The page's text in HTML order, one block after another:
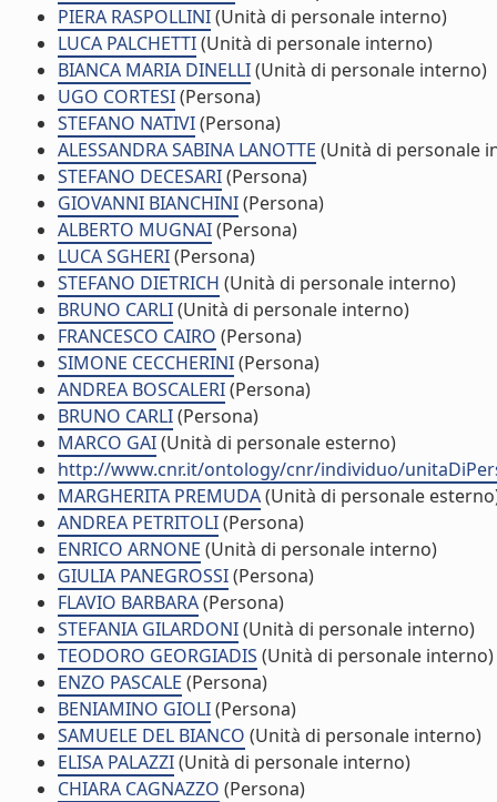
PIERA RASPOLLINI(Unità di personale interno)
LUCA PALCHETTI(Unità di personale interno)
BIANCA MARIA DINELLI(Unità di personale interno)
UGO CORTESI(Persona)
STEFANO NATIVI(Persona)
ALESSANDRA SABINA LANOTTE (Unità di personale
STEFANO DECESARI(Persona)
GIOVANNI BIANCHINI(Persona)
ALBERTO MUGNAI(Persona)
LUCA SGHERI(Persona)
STEFANO DIETRICH (Unità di personale interno)
BRUNO CARLI(Unità di personale interno)
FRANCESCO CAIRO (Persona)
SIMONE CECCHERINI(Persona)
ANDREA BOSCALERI(Persona)
BRUNO CARLI(Persona)
MARCO GAI(Unità di personale esterno)
http://www.cnr.it/ontology/cnr/individuo/
MARGHERITA PREMUDA(Unità di personale
ANDREA PETRITOLI(Persona)
ENRICO ARNONE (Unità di personale interno)
GIULIA PANEGROSSI(Persona)
FLAVIO BARBARA(Persona)
STEFANIA GILARDONI(Unità di personale interno)
TEODORO GEORGIADIS (Unità di personale interno)
ENZO PASCALE (Persona)
BENIAMINO GIOLI(Persona)
SAMUELE DEL BIANCO (Unità di personale interno)
ELISA PALAZZI(Unità di personale interno)
CHIARA CAGNAZZO (Persona)